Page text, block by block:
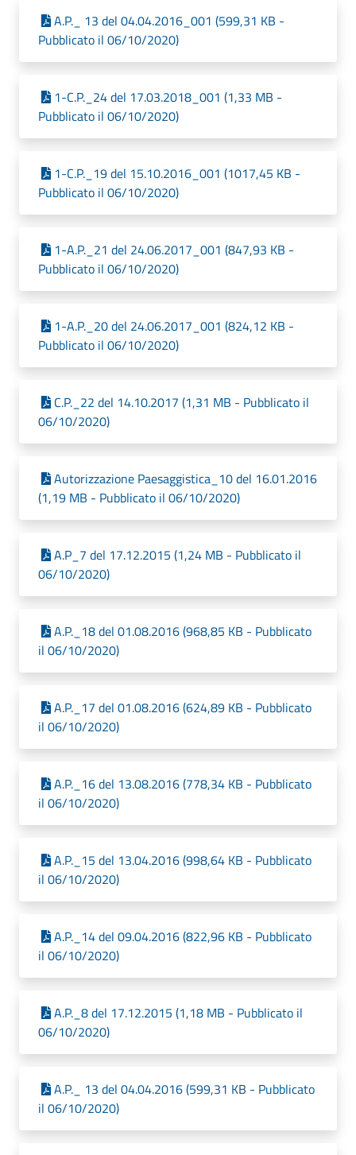
A.P._ 13 del 04.04.2016_001 (599,31 KB -
Pubblicato il 06/10/2020)
1-C.P._24 del 17.03.2018_001 (1,33 MB -
Pubblicato il 06/10/2020)
1-C.P._19 del 15.10.2016_001 (1017,45 KB -
Pubblicato il 06/10/2020)
1-A.P._21 del 24.06.2017_001 (847,93 KB -
Pubblicato il 06/10/2020)
1-A.P._20 del 24.06.2017_001 (824,12 KB -
Pubblicato il 06/10/2020)
C.P._22 del 14.10.2017 (1,31 MB - Pubblicato il
06/10/2020)
Autorizzazione Paesaggistica_10 del 16.01.2016
(1,19 MB - Pubblicato il 06/10/2020)
A.P_7 del 17.12.2015 (1,24 MB - Pubblicato il
06/10/2020)
A.P._18 del 01.08.2016 (968,85 KB - Pubblicato
il 06/10/2020)
A.P._17 del 01.08.2016 (624,89 KB - Pubblicato
il 06/10/2020)
A.P._16 del 13.08.2016 (778,34 KB - Pubblicato
il 06/10/2020)
A.P._15 del 13.04.2016 (998,64 KB - Pubblicato
il 06/10/2020)
A.P._14 del 09.04.2016 (822,96 KB - Pubblicato
il 06/10/2020)
A.P._8 del 17.12.2015 (1,18 MB - Pubblicato il
06/10/2020)
A.P._ 13 del 04.04.2016 (599,31 KB - Pubblicato
il 06/10/2020)